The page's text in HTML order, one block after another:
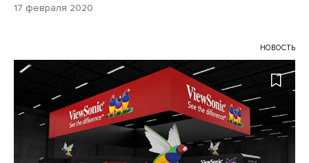
17 февраля 2020
НОВОСТЬ